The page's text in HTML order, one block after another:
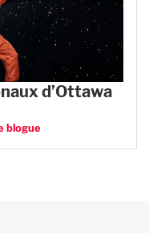
d’Ottawa
blogue